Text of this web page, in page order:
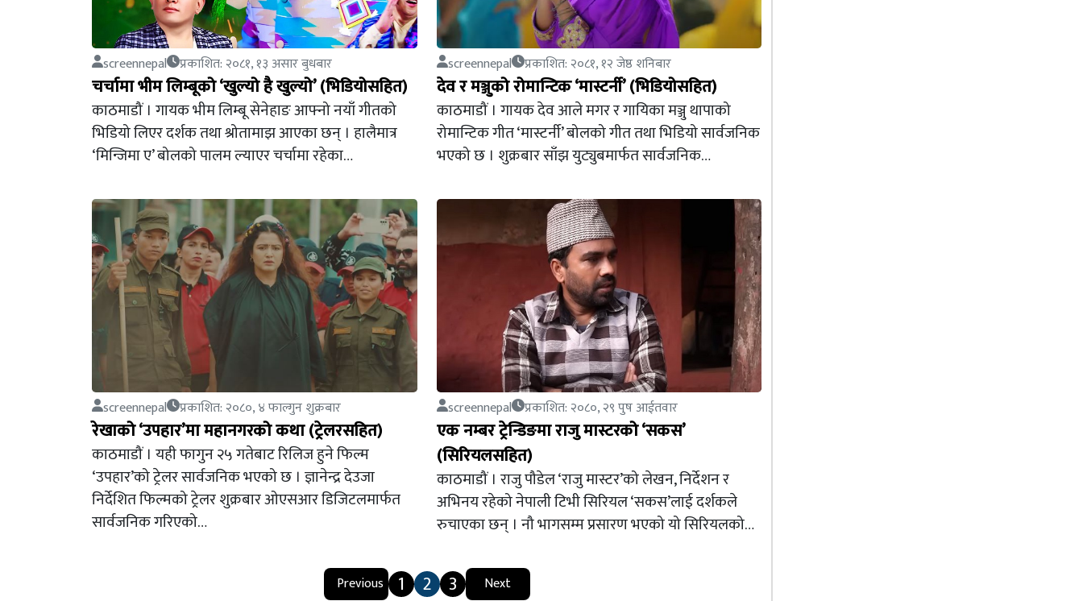
screennepal प्रकाशित: २०८१, १३ असार बुधबार
चर्चामा भीम लिम्बूको ‘खुल्यो है खुल्यो’ (भिडियोसहित)
काठमाडौं । गायक भीम लिम्बू सेनेहाङ आफ्नो नयाँ गीतको
भिडियो लिएर दर्शक तथा श्रोतामाझ आएका छन् । हालैमात्र
‘मिन्जिमा ए’ बोलको पालम ल्याएर चर्चामा रहेका…
screennepal प्रकाशित: २०८१, १२ जेष्ठ शनिबार
देव र मञ्जुको रोमान्टिक ‘मास्टर्नी’ (भिडियोसहित)
काठमाडौं । गायक देव आले मगर र गायिका मञ्जु थापाको
रोमान्टिक गीत ‘मास्टर्नी’ बोलको गीत तथा भिडियो सार्वजनिक
भएको छ । शुक्रबार साँझ युट्युबमार्फत सार्वजनिक…
screennepal प्रकाशित: २०८०, ४ फाल्गुन शुक्रबार
रेखाको ‘उपहार’मा महानगरको कथा (ट्रेलरसहित)
काठमाडौं । यही फागुन २५ गतेबाट रिलिज हुने फिल्म
‘उपहार’को ट्रेलर सार्वजनिक भएको छ । ज्ञानेन्द्र देउजा
निर्देशित फिल्मको ट्रेलर शुक्रबार ओएसआर डिजिटलमार्फत
सार्वजनिक गरिएको…
screennepal प्रकाशित: २०८०, २९ पुष आईतवार
एक नम्बर ट्रेन्डिङमा राजु मास्टरको ‘सकस’
(सिरियलसहित)
काठमाडौं । राजु पौडेल ‘राजु मास्टर’को लेखन, निर्देशन र
अभिनय रहेको नेपाली टिभी सिरियल ‘सकस’लाई दर्शकले
रुचाएका छन् । नौ भागसम्म प्रसारण भएको यो सिरियलको…
Previous 1 2 3 Next